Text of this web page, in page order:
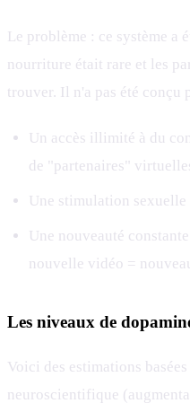
Le problème : ce système a
nourriture était rare et les
trouver. Il n'a pas été conçu
Un accès illimité à du
de "partenaires"
Une stimulation
Une nouveauté
nouvelle vidéo =
Les niveaux de
Voici des estimations
neuroscientifique